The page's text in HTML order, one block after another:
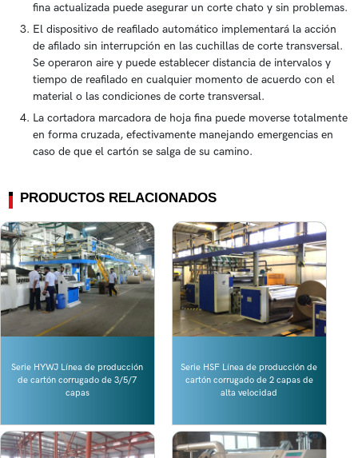
fina actualizada puede asegurar un corte chato y sin problemas.
El dispositivo de reafilado automático implementará la acción
de afilado sin interrupción en las cuchillas de corte transversal.
Se operaron aire y puede establecer distancia de intervalos y
tiempo de reafilado en cualquier momento de acuerdo con el
material o las condiciones de corte transversal.
La cortadora marcadora de hoja fina puede moverse totalmente
en forma cruzada, efectivamente manejando emergencias en
caso de que el cartón se salga de su camino.
PRODUCTOS RELACIONADOS
Serie HYWJ Línea de producción
de cartón corrugado de 3/5/7
capas
Serie HSF Línea de producción de
cartón corrugado de 2 capas de
alta velocidad